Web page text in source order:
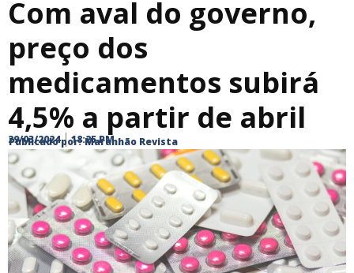
Com aval do governo,
preço dos
medicamentos subirá
4,5% a partir de abril
Publicado por: Maranhão Revista
29/03/2024 18:25 PM